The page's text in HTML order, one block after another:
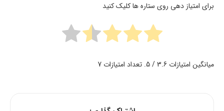
برای امتیاز دهی روی ستاره ها کلیک کنید
میانگین امتیازات 3.6/ 5. تعداد امتیازات 7